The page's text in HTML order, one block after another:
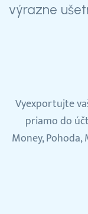
výrazne
Vyexportujte
priamo do
Money, Pohoda,